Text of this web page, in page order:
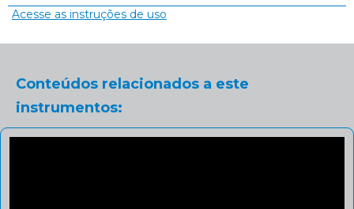
Acesse as instruções de uso
Conteúdos relacionados a este
instrumentos: